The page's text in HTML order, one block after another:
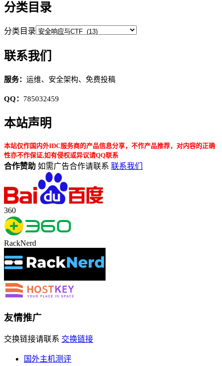
分类目录
分类目录
联系我们
服务： 运维、安全架构、免费投稿
QQ： 785032459
本站声明
本站仅作国内外IDC服务商的产品信息分享，不作产品推荐，对内容的正确
性亦不作保证,如有侵权或异议请QQ联系
合作赞助 如需广告合作请联系 联系我们
360
RackNerd
友情推广
交换链接请联系 交换链接
国外主机测评